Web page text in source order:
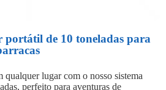
portátil de 10 toneladas para
lugar com o nosso sistema
perfeito para aventuras de